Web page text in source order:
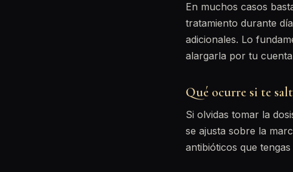
En muchos casos
tratamiento durante
adicionales. Lo
alargarla por tu
Qué ocurre si te
Si olvidas tomar la
se ajusta sobre la
antibióticos que tengas